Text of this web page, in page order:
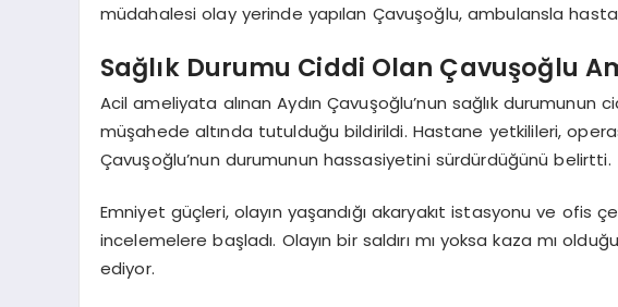
müdahalesi olay yerinde yapılan Çavuşoğlu, ambulansla
Sağlık Durumu Ciddi Olan Çavuşoğlu
Acil ameliyata alınan Aydın Çavuşoğlu’nun sağlık
müşahede altında tutulduğu bildirildi. Hastane yetkilileri,
Çavuşoğlu’nun durumunun hassasiyetini sürdürdüğünü belirtti.
Emniyet güçleri, olayın yaşandığı akaryakıt istasyonu ve ofis
incelemelere başladı. Olayın bir saldırı mı yoksa kaza mı
ediyor.